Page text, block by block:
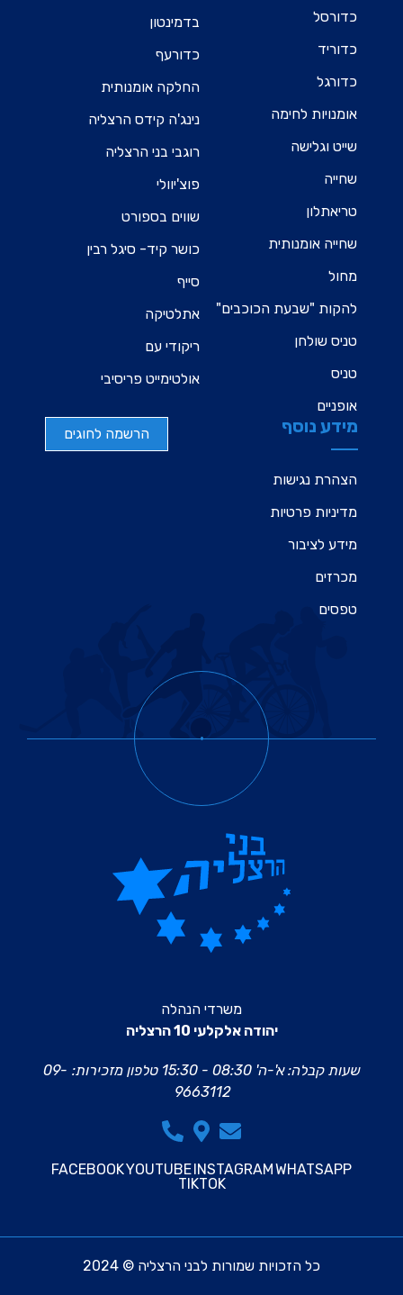
כדורסל
כדוריד
כדורגל
אומנויות לחימה
שייט וגלישה
שחייה
טריאתלון
שחייה אומנותית
מחול
להקות "שבעת הכוכבים"
טניס שולחן
טניס
אופניים
בדמינטון
כדורעף
החלקה אומנותית
נינג'ה קידס הרצליה
רוגבי בני הרצליה
פוצ'יוולי
שווים בספורט
כושר קיד- סיגל רבין
סייף
אתלטיקה
ריקודי עם
אולטימייט פריסיבי
מידע נוסף
הצהרת נגישות
מדיניות פרטיות
מידע לציבור
מכרזים
טפסים
הרשמה לחוגים
משרדי הנהלה
יהודה אלקלעי 10 הרצליה
שעות קבלה: א'-ה' 08:30 - 15:30 טלפון מזכירות: 09-
9663112
WHATSAPP
INSTAGRAM
YOUTUBE
FACEBOOK
TIKTOK
כל הזכויות שמורות לבני הרצליה © 2024